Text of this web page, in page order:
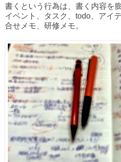
書くという行為は、書く内容を
イベント、タスク、todo、アイ
合せメモ、研修メモ。